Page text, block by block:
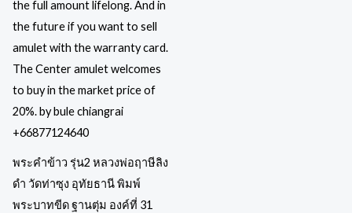
พระคำข้าว รุ่น2 หลวงพ่อฤาษีลิง
ดำ วัดท่าซุง อุทัยธานี พิมพ์
พระบาทขีด ฐานตุ่ม องค์ที่ 31